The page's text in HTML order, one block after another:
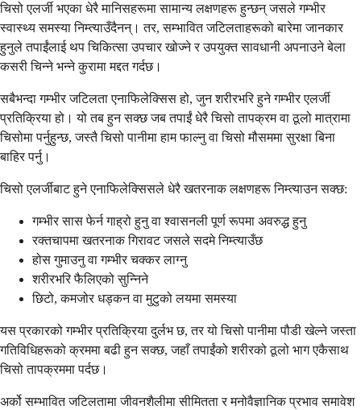
चिसो एलर्जी भएका धेरै मानिसहरूमा सामान्य लक्षणहरू हुन्छन् जसले गम्भीर
स्वास्थ्य समस्या निम्त्याउँदैनन्। तर, सम्भावित जटिलताहरूको बारेमा जानकार
हुनुले तपाईंलाई थप चिकित्सा उपचार खोज्ने र उपयुक्त सावधानी अपनाउने बेला
कसरी चिन्ने भन्ने कुरामा मद्दत गर्दछ।
सबैभन्दा गम्भीर जटिलता एनाफिलेक्सिस हो, जुन शरीरभरि हुने गम्भीर एलर्जी
प्रतिक्रिया हो। यो तब हुन सक्छ जब तपाईं धेरै चिसो तापक्रम वा ठूलो मात्रामा
चिसोमा पर्नुहुन्छ, जस्तै चिसो पानीमा हाम फाल्नु वा चिसो मौसममा सुरक्षा बिना
बाहिर पर्नु।
चिसो एलर्जीबाट हुने एनाफिलेक्सिसले धेरै खतरनाक लक्षणहरू निम्त्याउन सक्छ:
गम्भीर सास फेर्न गाह्रो हुनु वा श्वासनली पूर्ण रूपमा अवरुद्ध हुनु
रक्तचापमा खतरनाक गिरावट जसले सदमे निम्त्याउँछ
होस गुमाउनु वा गम्भीर चक्कर लाग्नु
शरीरभरि फैलिएको सुन्निने
छिटो, कमजोर धड्कन वा मुटुको लयमा समस्या
यस प्रकारको गम्भीर प्रतिक्रिया दुर्लभ छ, तर यो चिसो पानीमा पौडी खेल्ने जस्ता
गतिविधिहरूको क्रममा बढी हुन सक्छ, जहाँ तपाईंको शरीरको ठूलो भाग एकैसाथ
चिसो तापक्रममा पर्दछ।
अर्को सम्भावित जटिलतामा जीवनशैलीमा सीमितता र मनोवैज्ञानिक प्रभाव समावेश